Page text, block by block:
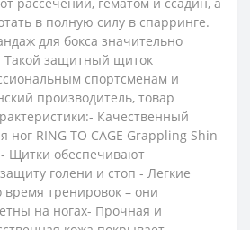
в полную силу в спарринге.
для бокса значительно
Такой защитный щиток
спортсменам и
производитель, товар
Качественный
RING TO CAGE Grappling Shin
Щитки обеспечивают
голени и стоп - Легкие
тренировок – они
на ногах- Прочная и